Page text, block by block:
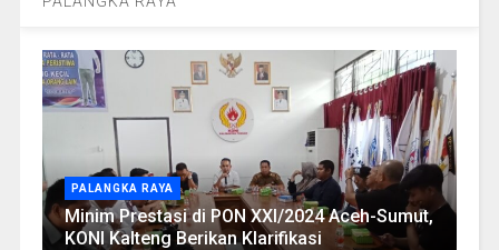
PALANGKA RAYA
Minim Prestasi di PON XXI/2024 Aceh-Sumut,
KONI Kalteng Berikan Klarifikasi